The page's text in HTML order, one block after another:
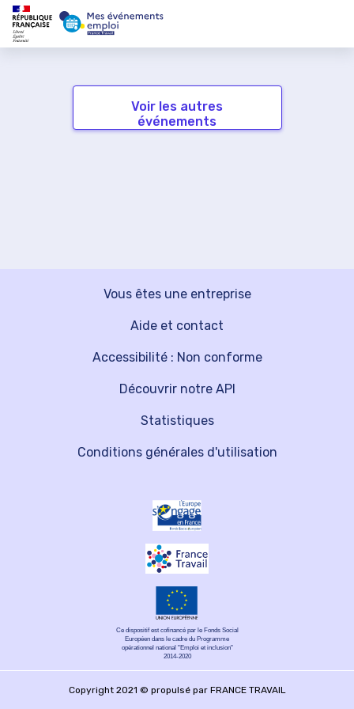
Voir les autres
événements
Vous êtes une entreprise
Découvrir notre API
Aide et contact
Statistiques
Accessibilité : Non conforme
Conditions générales d'utilisation
Ce dispositif est cofinancé par le Fonds Social
Européen dans le cadre du Programme
opérationnel national "Emploi et inclusion"
2014-2020
Copyright 2021 © propulsé par FRANCE TRAVAIL